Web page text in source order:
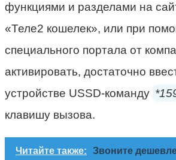
функциями и разделами на
«Теле2 кошелек», или при
специального портала от
активировать, достаточно
устройстве USSD-команду
клавишу вызова.
Читайте также: Звоните